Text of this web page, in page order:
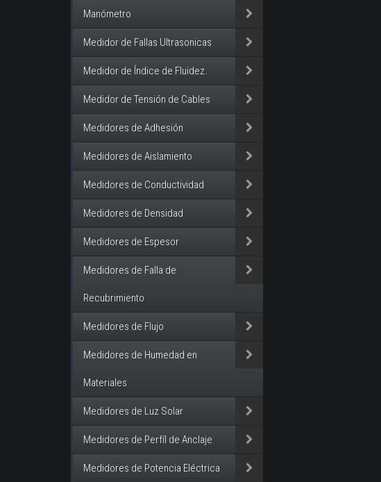
Manómetro
Medidor de Fallas Ultrasonicas
Medidor de Índice de Fluidez.
Medidor de Tensión de Cables
Medidores de Adhesión
Medidores de Aislamiento
Medidores de Conductividad
Medidores de Densidad
Medidores de Espesor
Medidores de Falla de
Recubrimiento
Medidores de Flujo
Medidores de Humedad en
Materiales
Medidores de Luz Solar
Medidores de Perfíl de Anclaje
Medidores de Potencia Eléctrica